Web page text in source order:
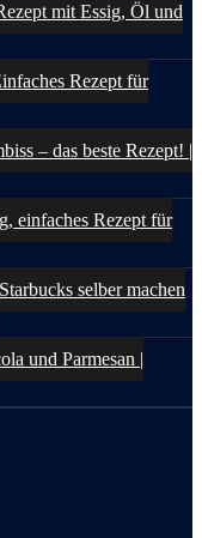
mit Essig, Öl und
Rezept für
– das beste Rezept! |
einfaches Rezept für
selber machen
und Parmesan |